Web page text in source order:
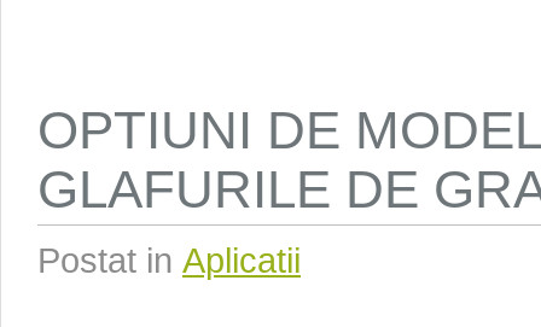
OPTIUNI DE
GLAFURILE DE
Postat in Aplicatii